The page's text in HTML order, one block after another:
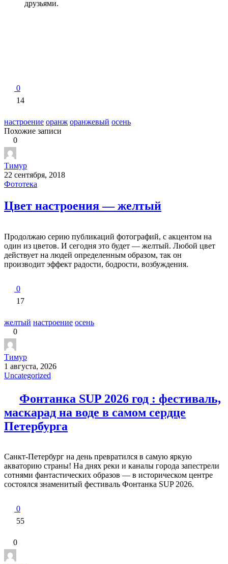
друзьями.
0
14
настроение оранж оранжевый осень
Похожие записи
0
Тимур
22 сентября, 2018
Фототека
Цвет настроения — желтый
Продолжаю серию публикаций фотографий, с акцентом на
один из цветов. И сегодня это будет — желтый. Любой цвет
действует на людей определенным образом, так он
производит эффект радости, бодрости, возбуждения.
0
17
желтый настроение осень
0
Тимур
1 августа, 2026
Uncategorized
Фонтанка SUP 2026 год : фестиваль,
маскарад на воде в самом сердце
Петербурга
Санкт-Петербург на день превратился в самую яркую
акваторию страны! На днях реки и каналы города запестрели
сотнями фантастических образов — в историческом центре
состоялся знаменитый фестиваль Фонтанка SUP 2026.
0
55
0